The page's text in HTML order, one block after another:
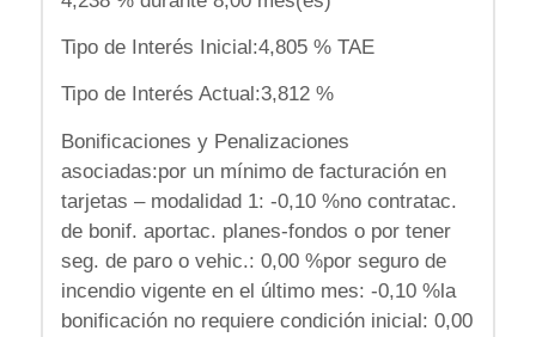
Tipo de Interés Inicial:4,805 % TAE
Tipo de Interés Actual:3,812 %
Bonificaciones y Penalizaciones
asociadas:por un mínimo de facturación en
tarjetas – modalidad 1: -0,10 %no contratac.
de bonif. aportac. planes-fondos o por tener
seg. de paro o vehic.: 0,00 %por seguro de
incendio vigente en el último mes: -0,10 %la
bonificación no requiere condición inicial: 0,00